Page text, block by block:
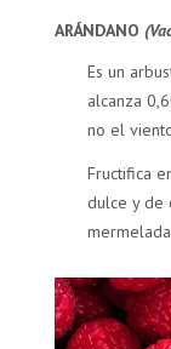
ARÁNDANO
Es un
alcanza
no el
Fructifica
dulce y de